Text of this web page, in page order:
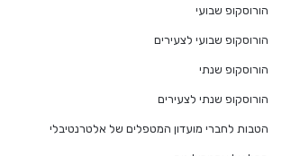
הורוסקופ שבועי
הורוסקופ שבועי לצעירים
הורוסקופ שנתי
הורוסקופ שנתי לצעירים
הטבות לחברי מועדון המטפלים של אלטרנטיבלי